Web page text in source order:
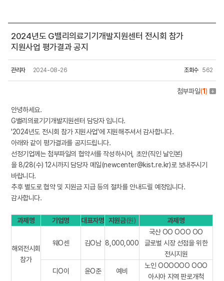
2024년도 G밸리의료기기개발지원센터 전시회 참가
지원사업 평가결과 공지
관리자 2024-08-26 조회수 562
첨부파일(1)
안녕하세요.
G밸리의료기기개발지원센터 담당자 입니다.
'2024년도 전시회 참가 지원사업'에 지원해주셔서 감사합니다.
아래와 같이 평가결과를 공지드립니다.
선정기업께는 첨부파일의 협약서를 작성하시어, 초안(직인 날인본)
을 8/28(수) 12시까지 담당자 메일(newcenter@kist.re.kr)로 보내주시기
바랍니다.
추후 별도로 협약 및 지원금 지급 등의 절차를 안내드릴 예정입니다.
감사합니다.
과제명 기업명 대표자명 지원금(원) 과제명
해외전시회
참가
웨O센 김O남 8,000,000
국산 OO OOO OO
글로벌 시장 선점을 위한
전시지원
디O이 윤O준 예비
노인 OOOOOO OOO
아시아 지역 판로개척